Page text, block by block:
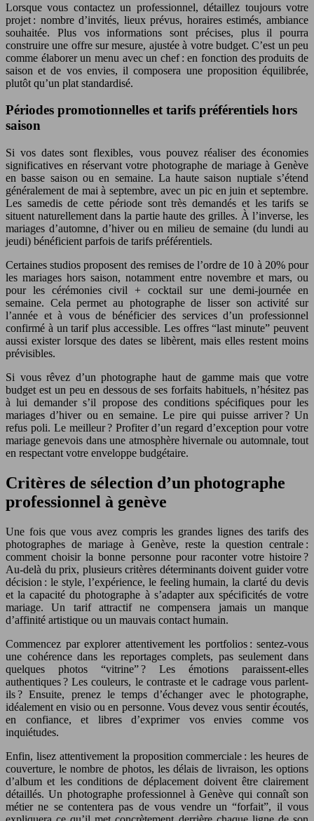
Lorsque vous contactez un professionnel, détaillez toujours votre
projet : nombre d’invités, lieux prévus, horaires estimés, ambiance
souhaitée. Plus vos informations sont précises, plus il pourra
construire une offre sur mesure, ajustée à votre budget. C’est un peu
comme élaborer un menu avec un chef : en fonction des produits de
saison et de vos envies, il composera une proposition équilibrée,
plutôt qu’un plat standardisé.
Périodes promotionnelles et tarifs préférentiels hors
saison
Si vos dates sont flexibles, vous pouvez réaliser des économies
significatives en réservant votre photographe de mariage à Genève
en basse saison ou en semaine. La haute saison nuptiale s’étend
généralement de mai à septembre, avec un pic en juin et septembre.
Les samedis de cette période sont très demandés et les tarifs se
situent naturellement dans la partie haute des grilles. À l’inverse, les
mariages d’automne, d’hiver ou en milieu de semaine (du lundi au
jeudi) bénéficient parfois de tarifs préférentiels.
Certaines studios proposent des remises de l’ordre de 10 à 20% pour
les mariages hors saison, notamment entre novembre et mars, ou
pour les cérémonies civil + cocktail sur une demi-journée en
semaine. Cela permet au photographe de lisser son activité sur
l’année et à vous de bénéficier des services d’un professionnel
confirmé à un tarif plus accessible. Les offres “last minute” peuvent
aussi exister lorsque des dates se libèrent, mais elles restent moins
prévisibles.
Si vous rêvez d’un photographe haut de gamme mais que votre
budget est un peu en dessous de ses forfaits habituels, n’hésitez pas
à lui demander s’il propose des conditions spécifiques pour les
mariages d’hiver ou en semaine. Le pire qui puisse arriver ? Un
refus poli. Le meilleur ? Profiter d’un regard d’exception pour votre
mariage genevois dans une atmosphère hivernale ou automnale, tout
en respectant votre enveloppe budgétaire.
Critères de sélection d’un photographe
professionnel à genève
Une fois que vous avez compris les grandes lignes des tarifs des
photographes de mariage à Genève, reste la question centrale :
comment choisir la bonne personne pour raconter votre histoire ?
Au-delà du prix, plusieurs critères déterminants doivent guider votre
décision : le style, l’expérience, le feeling humain, la clarté du devis
et la capacité du photographe à s’adapter aux spécificités de votre
mariage. Un tarif attractif ne compensera jamais un manque
d’affinité artistique ou un mauvais contact humain.
Commencez par explorer attentivement les portfolios : sentez-vous
une cohérence dans les reportages complets, pas seulement dans
quelques photos “vitrine” ? Les émotions paraissent-elles
authentiques ? Les couleurs, le contraste et le cadrage vous parlent-
ils ? Ensuite, prenez le temps d’échanger avec le photographe,
idéalement en visio ou en personne. Vous devez vous sentir écoutés,
en confiance, et libres d’exprimer vos envies comme vos
inquiétudes.
Enfin, lisez attentivement la proposition commerciale : les heures de
couverture, le nombre de photos, les délais de livraison, les options
d’album et les conditions de déplacement doivent être clairement
détaillés. Un photographe professionnel à Genève qui connaît son
métier ne se contentera pas de vous vendre un “forfait”, il vous